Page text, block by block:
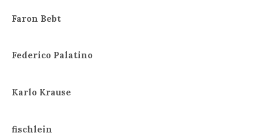
Faron Bebt
Federico Palatino
Karlo Krause
fischlein